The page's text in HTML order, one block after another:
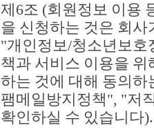
제6조 (회원정보 이용
을 신청하는 것은 회
"개인정보/청소년보호
책과 서비스 이용을
하는 것에 대해 동의
팸메일방지정책", "저
확인하실 수 있습니다).